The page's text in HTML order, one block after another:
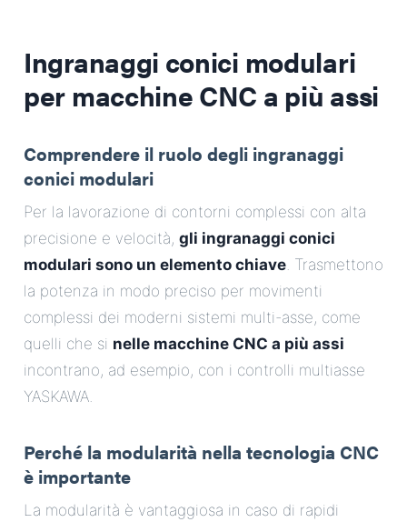
Ingranaggi conici modulari
per macchine CNC a più assi
Comprendere il ruolo degli ingranaggi
conici modulari
Per la lavorazione di contorni complessi con alta
precisione e velocità, gli ingranaggi conici
modulari sono un elemento chiave. Trasmettono
la potenza in modo preciso per movimenti
complessi dei moderni sistemi multi-asse, come
quelli che si nelle macchine CNC a più assi
incontrano, ad esempio, con i controlli multiasse
YASKAWA.
Perché la modularità nella tecnologia CNC
è importante
La modularità è vantaggiosa in caso di rapidi